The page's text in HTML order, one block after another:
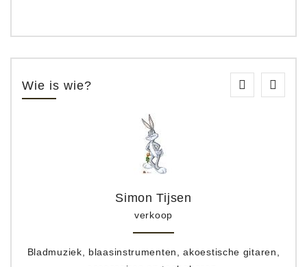
Wie is wie?
Simon Tijsen
verkoop
Bladmuziek, blaasinstrumenten, akoestische gitaren,